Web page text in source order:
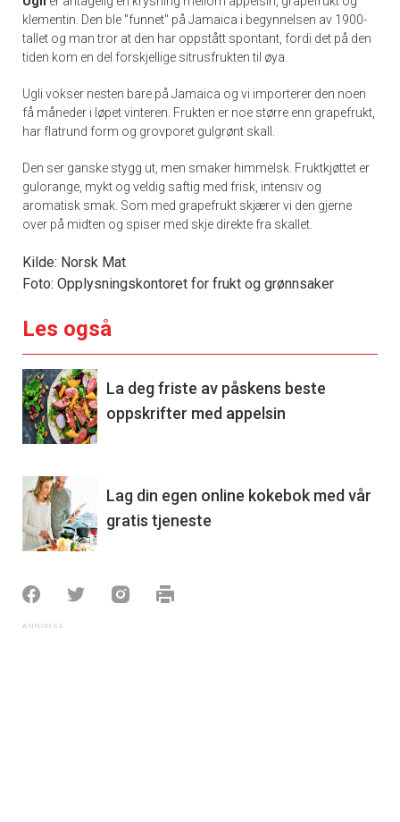
klementin. Den ble "funnet" på Jamaica i begynnelsen av 1900-
tallet og man tror at den har oppstått spontant, fordi det på den
tiden kom en del forskjellige sitrusfrukten til øya.
Ugli vokser nesten bare på Jamaica og vi importerer den noen
få måneder i løpet vinteren. Frukten er noe større enn grapefrukt,
har flatrund form og grovporet gulgrønt skall.
Den ser ganske stygg ut, men smaker himmelsk. Fruktkjøttet er
gulorange, mykt og veldig saftig med frisk, intensiv og
aromatisk smak. Som med grapefrukt skjærer vi den gjerne
over på midten og spiser med skje direkte fra skallet.
Kilde: Norsk Mat
Foto: Opplysningskontoret for frukt og grønnsaker
Les også
La deg friste av påskens beste
oppskrifter med appelsin
Lag din egen online kokebok med vår
gratis tjeneste